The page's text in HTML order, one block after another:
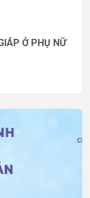
Ở PHỤ NỮ